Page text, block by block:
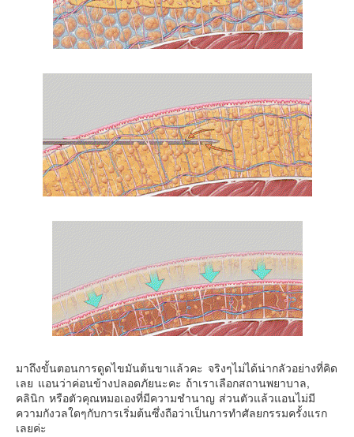
มาถึงขั้นตอนการดูดไขมันต้นขาแล้วคะ จริงๆไม่ได้น่ากลัวอย่างที่คิด
เลย แอนว่าค่อนข้างปลอดภัยนะคะ ถ้าเราเลือกสถานพยาบาล,
คลินิก หรือตัวคุณหมอเองที่มีความชำนาญ ส่วนตัวแล้วแอนไม่มี
ความกังวลใดๆกับการเริ่มต้นซึ่งถือว่าเป็นการทำศัลยกรรมครั้งแรก
เลยค่ะ